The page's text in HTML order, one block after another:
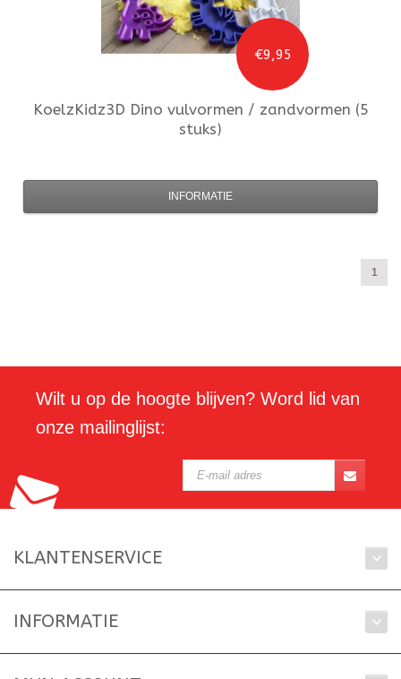
€9,95
KoelzKidz3D Dino vulvormen / zandvormen (5
stuks)
INFORMATIE
1
Wilt u op de hoogte blijven? Word lid van
onze mailinglijst:
KLANTENSERVICE
INFORMATIE